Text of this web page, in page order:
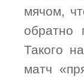
мячом,
обратно
Такого
матч